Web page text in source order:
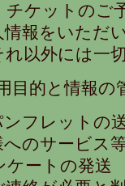
ケットのご
情報をいただ
以外には一
目的と情報の
ンフレットの
へのサービス
ケートの発送